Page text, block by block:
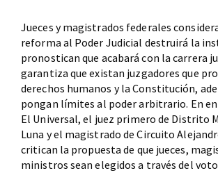
Jueces y magistrados federales
reforma al Poder Judicial destruirá la
pronostican que acabará con la carrera
garantiza que existan juzgadores que
derechos humanos y la Constitución,
pongan límites al poder arbitrario. En
El Universal, el juez primero de Distrito
Luna y el magistrado de Circuito
critican la propuesta de que jueces,
ministros sean elegidos a través del